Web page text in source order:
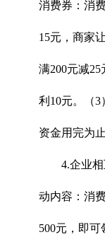
消费券：消
15元，商家
满200元减
利10元。（
资金用完为止
4.企业
动内容：消
500元，即